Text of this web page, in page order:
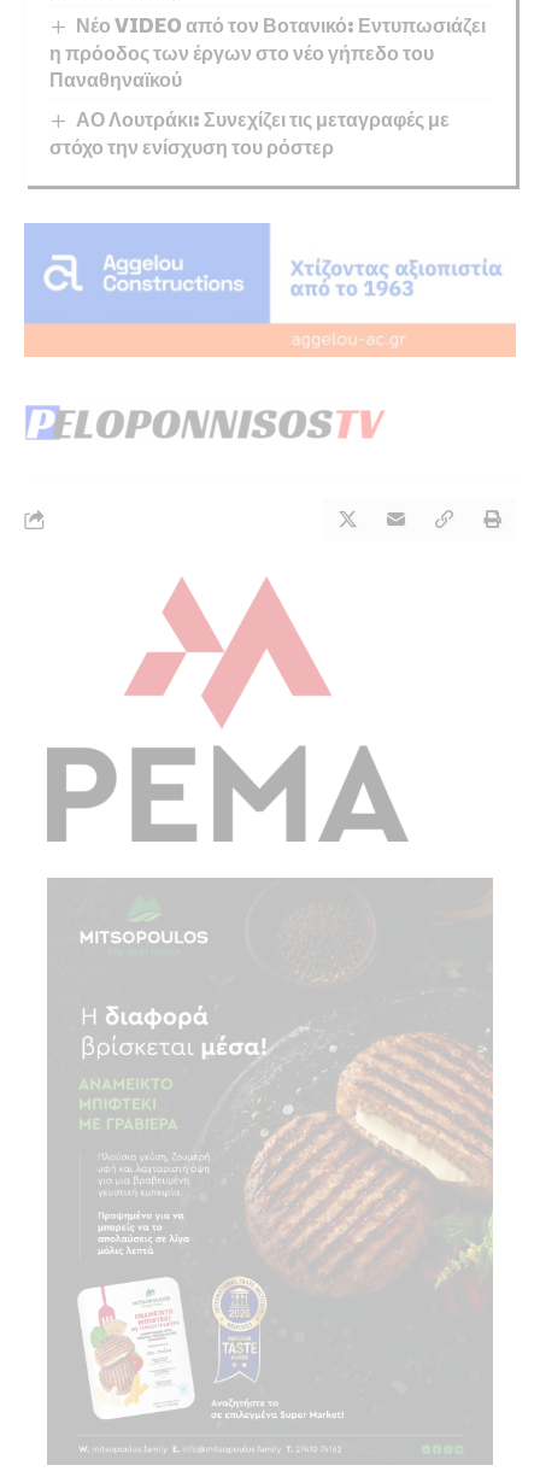
Νέο VIDEO από τον Βοτανικό: Εντυπωσιάζει
η πρόοδος των έργων στο νέο γήπεδο του
Παναθηναϊκού
ΑΟ Λουτράκι: Συνεχίζει τις μεταγραφές με
στόχο την ενίσχυση του ρόστερ